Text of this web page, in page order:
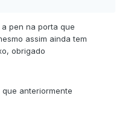
pen na porta que
assim ainda tem
obrigado
anteriormente